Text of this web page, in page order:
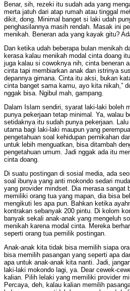
Benar, sih, rezeki itu sudah ada yang
merta jatuh dari atap rumah atau tinggal
dikit, dong. Minimal banget si laki udah
penghasilannya masih rendah. Masak ini
menikah. Beneran ada yang kayak gitu?
Dan ketika udah beberapa bulan menikah
kerasa kalau menikah modal cinta doang
juga kalau si cowoknya nih, cinta beneran
cinta tapi membiarkan anak dan istrinya
depannya gimana. Cinta itu aksi, bukan
cinta banget sama kamu, ayo kita nikah,”
nggak bisa. Ngibul mah, gampang.
Dalam Islam sendiri, syarat laki-laki boleh
punya pekerjaan tetap minimal. Ya, walau
setidaknya itu sudah punya pekerjaan.
utama bagi laki-laki maupun yang
pengetahuan soal kehidupan pernikahan
untuk lebih menguatkan, bisa ditambah
pengetahuan umum. Jadi nggak ada itu
cinta doang.
Di suatu postingan di sosial media, ada
soal ibunya yang anti mokondo sedari
yang provider mindset. Dia merasa sangat
memiliki orang tua yang mapan, dia bisa
mengikuti les apa pun. Bahkan ketika
kontrakan sebanyak 200 pintu. Di kolom
banyak sekali anak-anak yang mengeluh
menikah karena modal cinta. Mereka
seperti orang tua pemilik postingan.
Anak-anak kita tidak bisa memilih siapa
bisa memilih pasangan yang seperti apa
apa untuk anak-anak kita nanti. Jadi,
laki-laki mokondo lagi, ya. Dear cewek-
kalian. Pilih lelaki yang memiliki provider
Percaya, deh, kalau kalian memilih